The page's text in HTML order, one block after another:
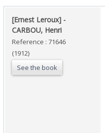
‎[Ernest Leroux] - ‎
‎CARBOU, Henri‎
Reference : 71646
(1912)
See the book